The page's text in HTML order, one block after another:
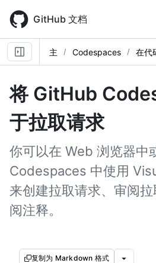
main
content
GitHub 文档
主 Codespaces 在代
将 GitHub
于拉取请求
你可以在 Web 浏览器中
Codespaces 中使用
来创建拉取请求、审阅
阅注释。
复制为 Markdown 格式